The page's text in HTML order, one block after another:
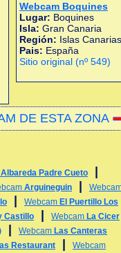
Webcam Boquines
Lugar: Boquines
Isla: Gran Canaria
Región: Islas Canarias
Pais: España
Sitio original (nº 549)
DE ESTA ZONA
Albareda Padre Cueto
Arguineguin
Webcam El Puertillo Los
Castillo Webcam La Cicer
Webcam Las Canteras
Restaurant Webcam